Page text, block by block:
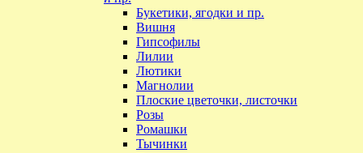
Букетики, ягодки и пр.
Вишня
Гипсофилы
Лилии
Лютики
Магнолии
Плоские цветочки, листочки
Розы
Ромашки
Тычинки